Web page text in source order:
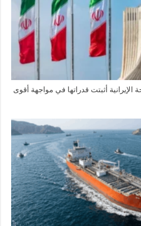
أثبتت قدراتها في مواجهة أقوى